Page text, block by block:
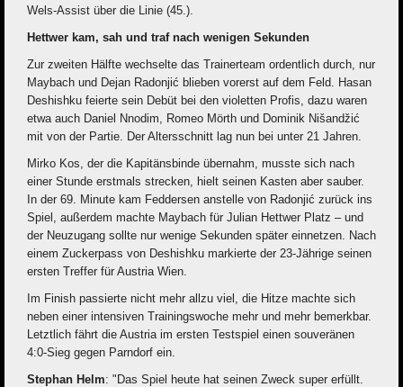
Wels-Assist über die Linie (45.).
Hettwer kam, sah und traf nach wenigen Sekunden
Zur zweiten Hälfte wechselte das Trainerteam ordentlich durch, nur
Maybach und Dejan Radonjić blieben vorerst auf dem Feld. Hasan
Deshishku feierte sein Debüt bei den violetten Profis, dazu waren
etwa auch Daniel Nnodim, Romeo Mörth und Dominik Nišandžić
mit von der Partie. Der Altersschnitt lag nun bei unter 21 Jahren.
Mirko Kos, der die Kapitänsbinde übernahm, musste sich nach
einer Stunde erstmals strecken, hielt seinen Kasten aber sauber.
In der 69. Minute kam Feddersen anstelle von Radonjić zurück ins
Spiel, außerdem machte Maybach für Julian Hettwer Platz – und
der Neuzugang sollte nur wenige Sekunden später einnetzen. Nach
einem Zuckerpass von Deshishku markierte der 23-Jährige seinen
ersten Treffer für Austria Wien.
Im Finish passierte nicht mehr allzu viel, die Hitze machte sich
neben einer intensiven Trainingswoche mehr und mehr bemerkbar.
Letztlich fährt die Austria im ersten Testspiel einen souveränen
4:0-Sieg gegen Parndorf ein.
Stephan Helm: "Das Spiel heute hat seinen Zweck super erfüllt.